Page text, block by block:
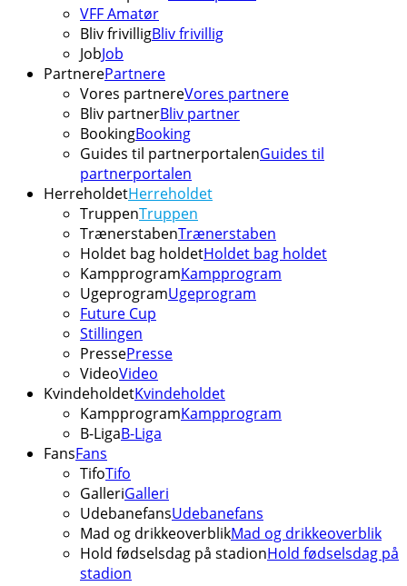
VFF Amatør
Bliv frivilligBliv frivillig
JobJob
PartnerePartnere
Vores partnereVores partnere
Bliv partnerBliv partner
BookingBooking
Guides til partnerportalenGuides til
partnerportalen
HerreholdetHerreholdet
TruppenTruppen
TrænerstabenTrænerstaben
Holdet bag holdetHoldet bag holdet
KampprogramKampprogram
UgeprogramUgeprogram
Future Cup
Stillingen
PressePresse
VideoVideo
KvindeholdetKvindeholdet
KampprogramKampprogram
B-LigaB-Liga
FansFans
TifoTifo
GalleriGalleri
UdebanefansUdebanefans
Mad og drikkeoverblikMad og drikkeoverblik
Hold fødselsdag på stadionHold fødselsdag på
stadion